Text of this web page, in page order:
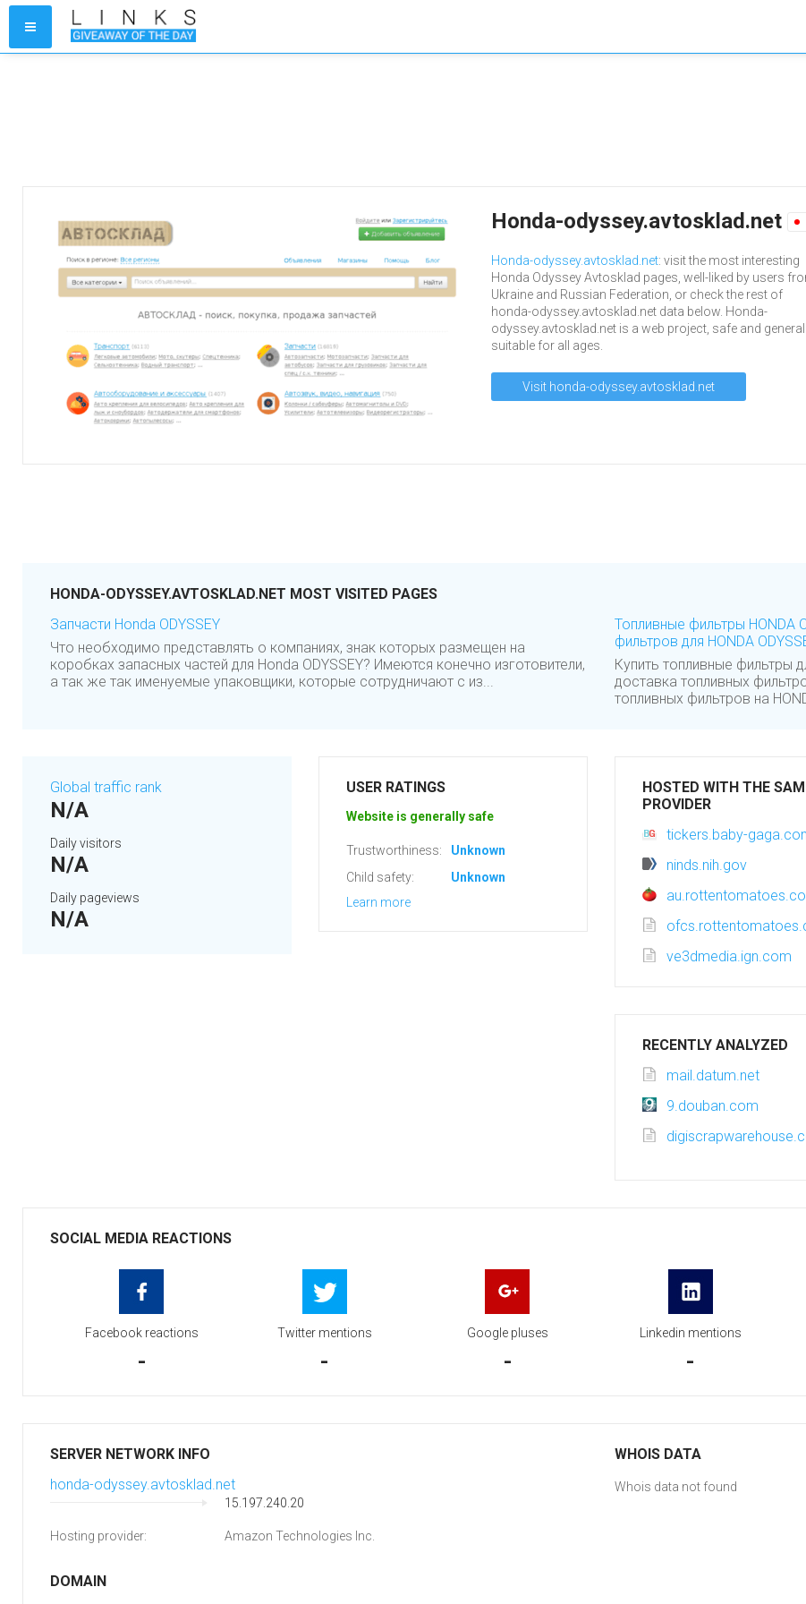
Honda-odyssey.avtosklad.net
Honda-odyssey.avtosklad.net: visit the most interesting
Honda Odyssey Avtosklad pages, well-liked by users
Ukraine and Russian Federation, or check the rest of
honda-odyssey.avtosklad.net data below. Honda-
odyssey.avtosklad.net is a web project, safe and
suitable for all ages.
Visit honda-odyssey.avtosklad.net
HONDA-ODYSSEY.AVTOSKLAD.NET MOST VISITED PAGES
Запчасти Honda ODYSSEY
Что необходимо представлять о компаниях, знак которых размещен на
коробках запасных частей для Honda ODYSSEY? Имеются конечно изготовители,
а так же так именуемые упаковщики, которые сотрудничают с из...
Топливные фильтры HONDA
фильтров для HONDA
Купить топливные фильтры
доставка топливных
топливных фильтров на
Global traffic rank
N/A
Daily visitors
N/A
Daily pageviews
N/A
USER RATINGS
Website is generally safe
Trustworthiness:
Unknown
Child safety:
Unknown
Learn more
HOSTED WITH THE
PROVIDER
tickers.baby-
ninds.nih.gov
ve3dmedia.ign.com
RECENTLY ANALYZED
mail.datum.net
9.douban.com
SOCIAL MEDIA REACTIONS
Facebook reactions
-
Twitter mentions
-
Google pluses
-
Linkedin mentions
-
SERVER NETWORK INFO
honda-odyssey.avtosklad.net
15.197.240.20
Hosting provider: Amazon Technologies Inc.
DOMAIN
WHOIS DATA
Whois data not found